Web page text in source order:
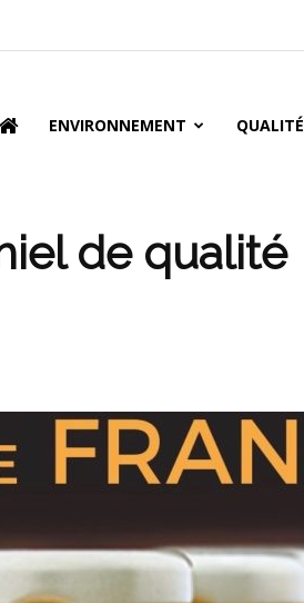
ENVIRONNEMENT QUALITÉ
de qualité